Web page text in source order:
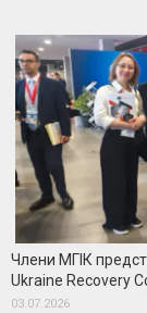
Члени МГІК
Ukraine Recovery
03.07.2026